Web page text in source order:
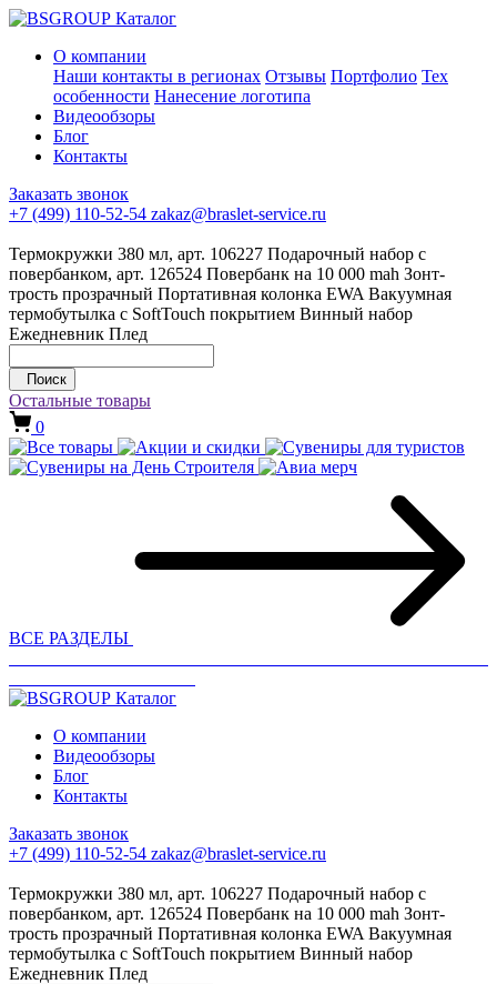
Каталог
О компании
Наши контакты в регионах Отзывы Портфолио Тех
особенности Нанесение логотипа
Видеообзоры
Блог
Контакты
Заказать звонок
+7 (499) 110-52-54 zakaz@braslet-service.ru
Термокружки 380 мл, арт. 106227 Подарочный набор с
повербанком, арт. 126524 Повербанк на 10 000 mah Зонт-
трость прозрачный Портативная колонка EWA Вакуумная
термобутылка с SoftTouch покрытием Винный набор
Ежедневник Плед
Поиск
Остальные товары
0
ВСЕ РАЗДЕЛЫ
Каталог
О компании
Видеообзоры
Блог
Контакты
Заказать звонок
+7 (499) 110-52-54 zakaz@braslet-service.ru
Термокружки 380 мл, арт. 106227 Подарочный набор с
повербанком, арт. 126524 Повербанк на 10 000 mah Зонт-
трость прозрачный Портативная колонка EWA Вакуумная
термобутылка с SoftTouch покрытием Винный набор
Ежедневник Плед